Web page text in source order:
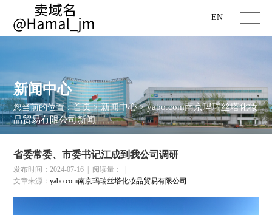
EN
新闻中心
您当前的位置：首页>新闻中心>yabo.com南京玛瑞丝塔化妆
品贸易有限公司新闻
省委常委、市委书记江成到我公司调研
发布时间：2024-07-16 阅读量：
文章来源：yabo.com南京玛瑞丝塔化妆品贸易有限公司